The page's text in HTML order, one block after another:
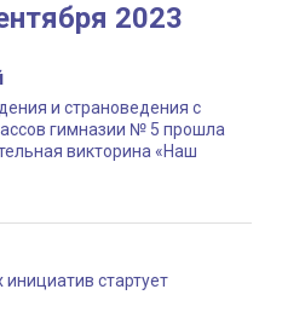
2023
и страноведения с
гимназии № 5 прошла
викторина «Наш
стартует